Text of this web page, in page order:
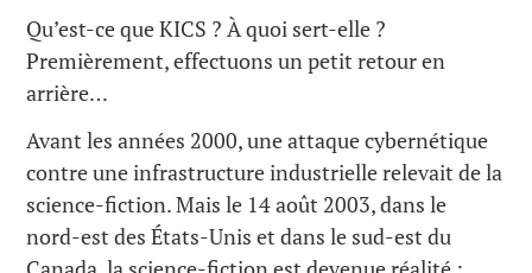
Qu’est-ce que KICS ? À quoi sert-elle ?
Premièrement, effectuons un petit retour en
arrière…
Avant les années 2000, une attaque cybernétique
contre une infrastructure industrielle relevait de la
science-fiction. Mais le 14 août 2003, dans le
nord-est des États-Unis et dans le sud-est du